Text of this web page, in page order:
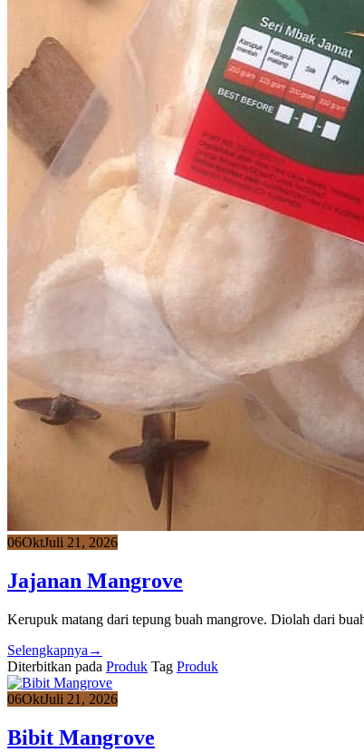
06OktJuli 21, 2026
Jajanan Mangrove
Kerupuk matang dari tepung buah mangrove. Diolah dari
Selengkapnya →
Diterbitkan pada Produk Tag Produk
06OktJuli 21, 2026
Bibit Mangrove